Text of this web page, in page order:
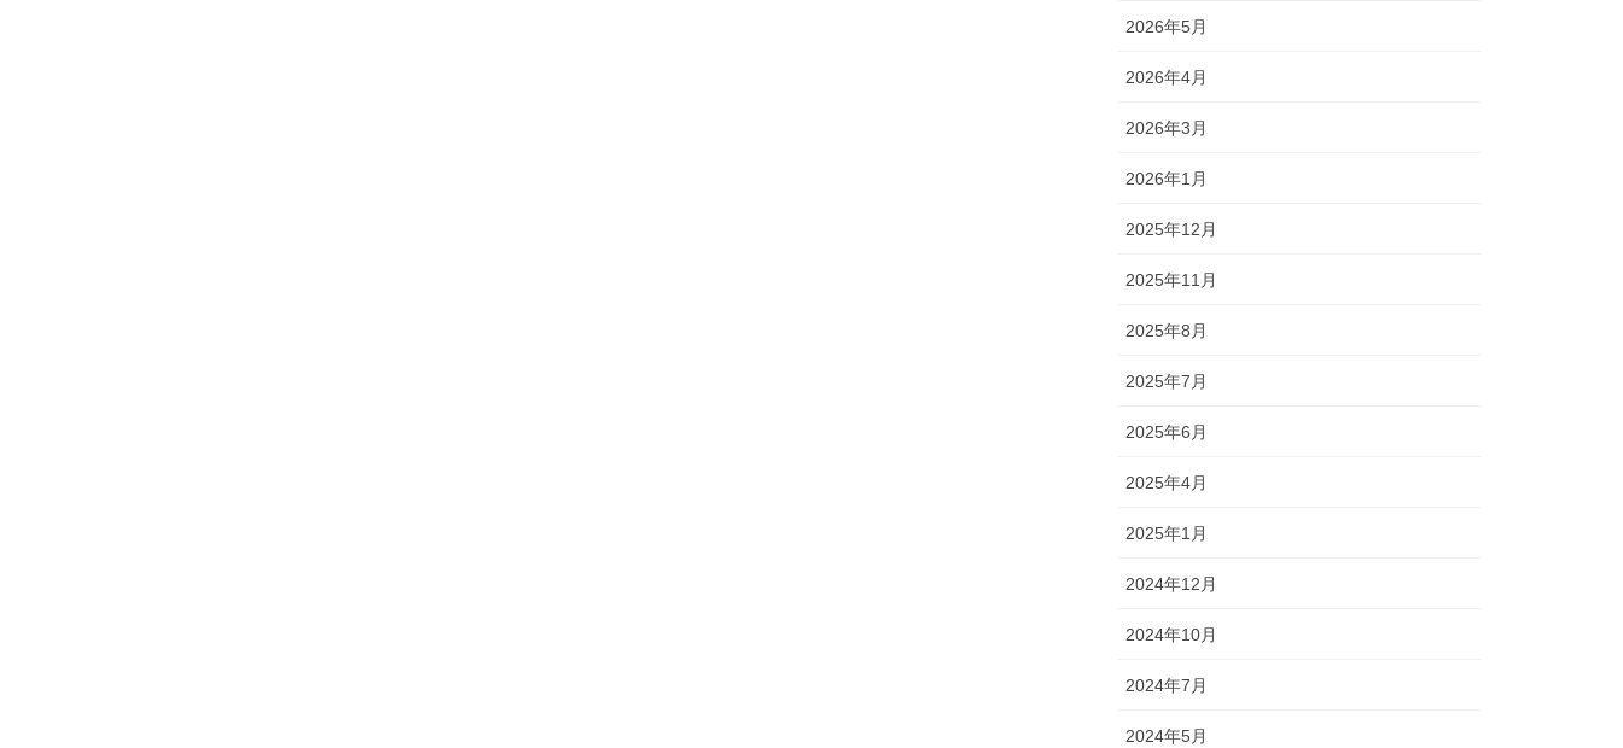
2026年5月
2026年4月
2026年3月
2026年1月
2025年12月
2025年11月
2025年8月
2025年7月
2025年6月
2025年4月
2025年1月
2024年12月
2024年10月
2024年7月
2024年5月